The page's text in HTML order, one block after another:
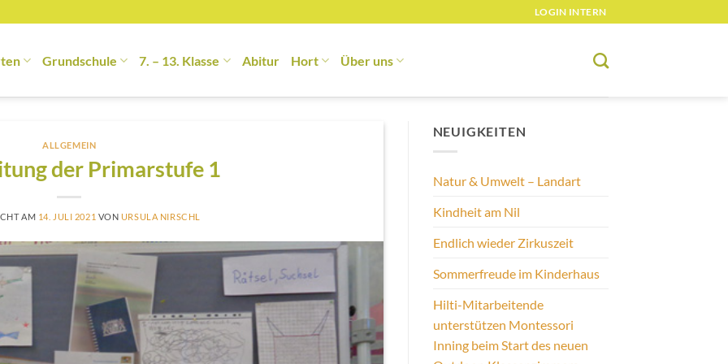
LOGIN INTERN
Grundschule 7. – 13. Klasse Abitur Hort Über uns
ALLGEMEIN
der Primarstufe 1
AM 14. JULI 2021 VON URSULA NIRSCHL
NEUIGKEITEN
Natur & Umwelt – Landart
Kindheit am Nil
Endlich wieder Zirkuszeit
Sommerfreude im Kinderhaus
Hilti-Mitarbeitende
unterstützen Montessori
Inning beim Start des neuen